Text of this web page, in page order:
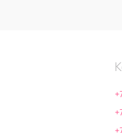
компании